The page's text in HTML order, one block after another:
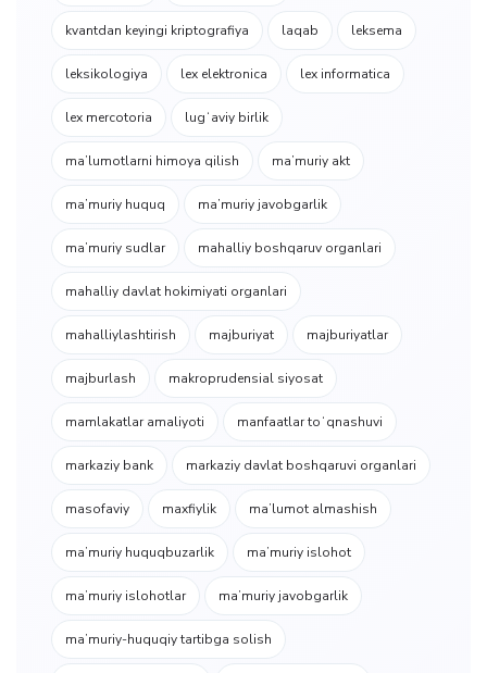
kvantdan keyingi kriptografiya laqab leksema
leksikologiya lex elektronica lex informatica
lex mercotoria lugʻaviy birlik
ma’lumotlarni himoya qilish ma’muriy akt
ma’muriy huquq ma’muriy javobgarlik
ma’muriy sudlar mahalliy boshqaruv organlari
mahalliy davlat hokimiyati organlari
mahalliylashtirish majburiyat majburiyatlar
majburlash makroprudensial siyosat
mamlakatlar amaliyoti manfaatlar toʻqnashuvi
markaziy bank markaziy davlat boshqaruvi organlari
masofaviy maxfiylik maʼlumot almashish
maʼmuriy huquqbuzarlik maʼmuriy islohot
maʼmuriy islohotlar maʼmuriy javobgarlik
maʼmuriy-huquqiy tartibga solish